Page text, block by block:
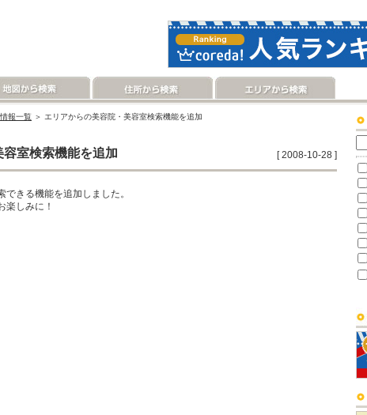
報一覧 ＞ エリアからの美容院・美容室検索機能を追加
室検索機能を追加 [ 2008-10-28 ]
きる機能を追加しました。
楽しみに！